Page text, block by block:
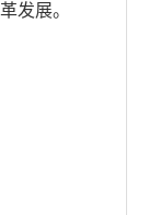
发展。